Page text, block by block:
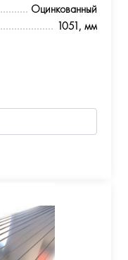
Оцинкованный
1051, мм